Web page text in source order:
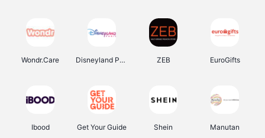
Wondr.Care Disneyland Paris ZEB EuroGifts
Ibood Get Your Guide Shein Manutan